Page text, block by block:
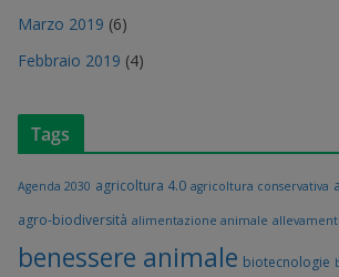
Marzo 2019 (6)
Febbraio 2019 (4)
Tags
Agenda 2030 agricoltura 4.0 agricoltura conservativa
agro-biodiversità alimentazione animale
benessere animale biotecnologie